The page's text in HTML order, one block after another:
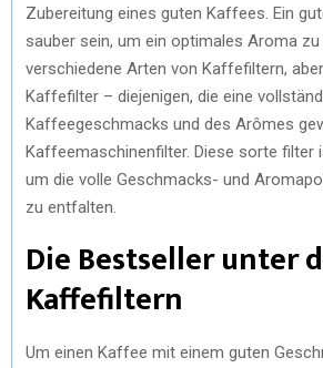
Zubereitung eines guten Kaffees. Ein
sauber sein, um ein optimales Aroma zu
verschiedene Arten von Kaffefiltern,
Kaffefilter – diejenigen, die eine
Kaffeegeschmacks und des Arômes
Kaffeemaschinenfilter. Diese sorte filter
um die volle Geschmacks- und
zu entfalten.
Die Bestseller unter
Kaffefiltern
Um einen Kaffee mit einem guten